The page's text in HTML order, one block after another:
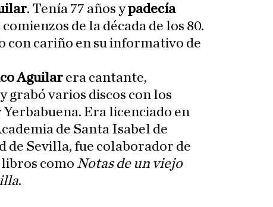
. Tenía 77 años ypadecía
comienzos de la década de los 80.
con cariño en su informativo de
Aguilar era cantante,
varios discos con los
Yerbabuena. Era licenciado en
de Santa Isabel de
de Sevilla, fue colaborador de
como Notas de un viejo
.